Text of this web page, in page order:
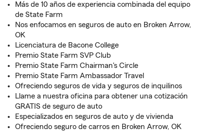
Más de 10 años de experiencia combinada del equipo
de State Farm
Nos enfocamos en seguros de auto en Broken Arrow,
OK
Licenciatura de Bacone College
Premio State Farm SVP Club
Premio State Farm Chairman's Circle
Premio State Farm Ambassador Travel
Ofreciendo seguros de vida y seguros de inquilinos
Llame a nuestra oficina para obtener una cotización
GRATIS de seguro de auto
Especializados en seguros de auto y de vivienda
Ofreciendo seguro de carros en Broken Arrow, OK